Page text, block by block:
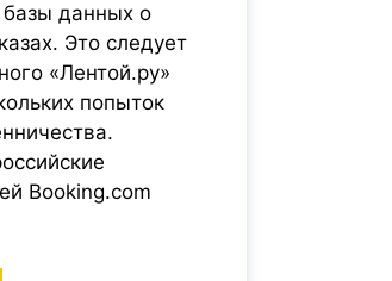
данных о
Это следует
«Лентой.ру»
попыток
Booking.com